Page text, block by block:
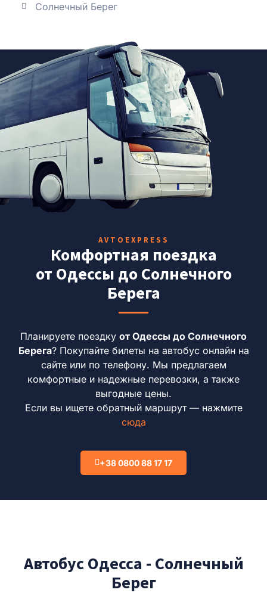
Солнечный Берег
AVTOEXPRESS
Комфортная поездка
от Одессы до Солнечного
Берега
Планируете поездку от Одессы до Солнечного
Берега? Покупайте билеты на автобус онлайн на
сайте или по телефону. Мы предлагаем
комфортные и надежные перевозки, а также
выгодные цены.
Если вы ищете обратный маршрут — нажмите
сюда
+38 0800 88 17 17
Автобус Одесса - Солнечный
Берег